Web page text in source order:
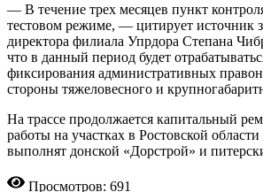
— В течение трех месяцев пункт
тестовом режиме, — цитирует источник
директора филиала Упрдора Степана
что в данный период будет
фиксирования административных
стороны тяжеловесного и
На трассе продолжается капитальный
работы на участках в Ростовской
выполнят донской «Дорстрой» и
Просмотров: 691